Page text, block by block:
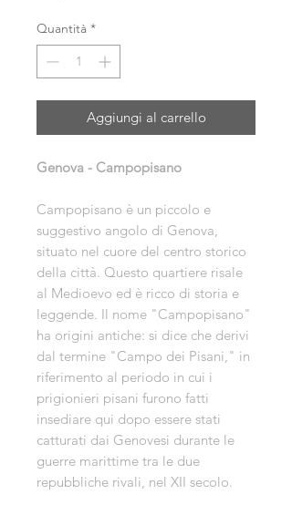
Quantità *
Aggiungi al carrello
Genova - Campopisano
Campopisano è un piccolo e
suggestivo angolo di Genova,
situato nel cuore del centro storico
della città. Questo quartiere risale
al Medioevo ed è ricco di storia e
leggende. Il nome "Campopisano"
ha origini antiche: si dice che derivi
dal termine "Campo dei Pisani," in
riferimento al periodo in cui i
prigionieri pisani furono fatti
insediare qui dopo essere stati
catturati dai Genovesi durante le
guerre marittime tra le due
repubbliche rivali, nel XII secolo.